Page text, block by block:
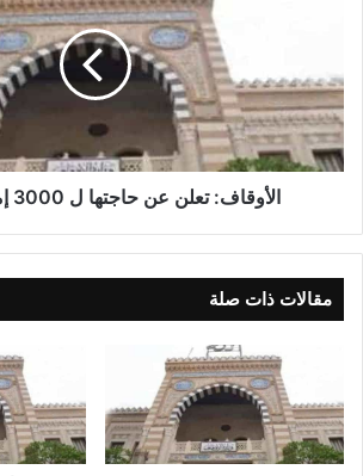
الأوقاف: تعلن عن حاجتها ل 3000 إمام بشروط
مقالات ذات صلة